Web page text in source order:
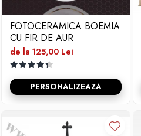
FOTOCERAMICA BOEMIA
CU FIR DE AUR
de la 125,00 Lei
PERSONALIZEAZA